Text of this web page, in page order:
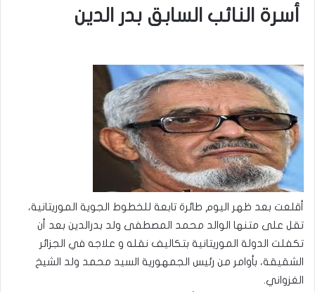
أسرة النائب السابق بدر الدين
أقلعت بعد ظهر اليوم طائرة تابعة للخطوط الجوية الموريتانية،
تقل على متنها الوالد محمد المصطفى ولد بدرالدين بعد أن
تكفلت الدولة الموريتانية بتكاليف نقله و علاجه في الجزائر
الشقيقة، بأوامر من رئيس الجمهورية السيد محمد ولد الشيخ
الغزواني.